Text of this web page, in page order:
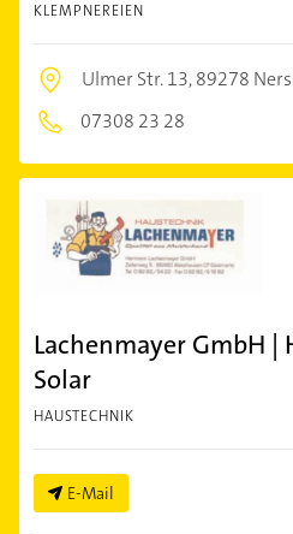
KLEMPNEREIEN
Ulmer Str. 13,89278
07308 23 28
Lachenmayer GmbH |
Solar
HAUSTECHNIK
E-Mail